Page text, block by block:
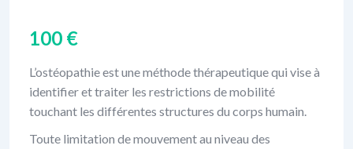
100 €
L’ostéopathie est une méthode thérapeutique qui vise à
identifier et traiter les restrictions de mobilité
touchant les différentes structures du corps humain.
Toute limitation de mouvement au niveau des